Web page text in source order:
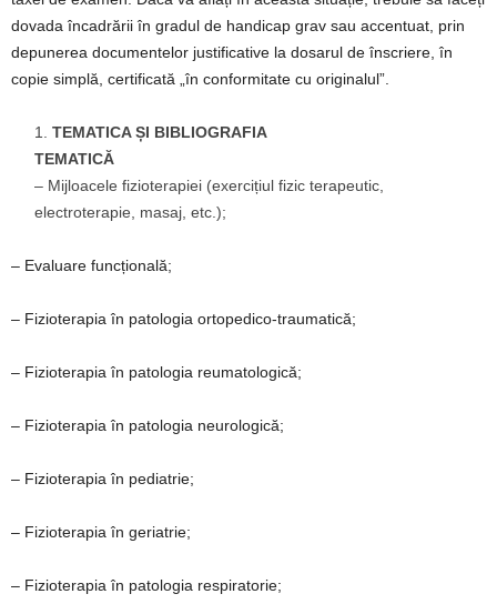
dovada încadrării în gradul de handicap grav sau accentuat, prin
depunerea documentelor justificative la dosarul de înscriere, în
copie simplă, certificată „în conformitate cu originalul”.
TEMATICA ȘI BIBLIOGRAFIA
TEMATICĂ
– Mijloacele fizioterapiei (exercițiul fizic terapeutic,
electroterapie, masaj, etc.);
– Evaluare funcțională;
– Fizioterapia în patologia ortopedico-traumatică;
– Fizioterapia în patologia reumatologică;
– Fizioterapia în patologia neurologică;
– Fizioterapia în pediatrie;
– Fizioterapia în geriatrie;
– Fizioterapia în patologia respiratorie;